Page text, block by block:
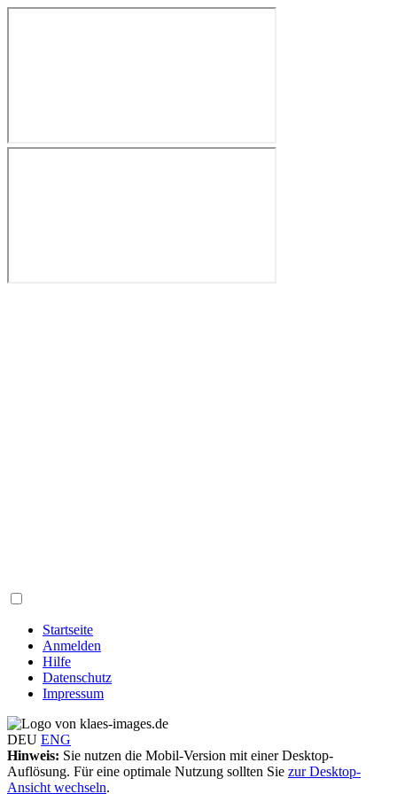
Startseite
Anmelden
Hilfe
Datenschutz
Impressum
DEU ENG
Hinweis: Sie nutzen die Mobil-Version mit einer Desktop-
Auflösung. Für eine optimale Nutzung sollten Sie zur Desktop-
Ansicht wechseln.